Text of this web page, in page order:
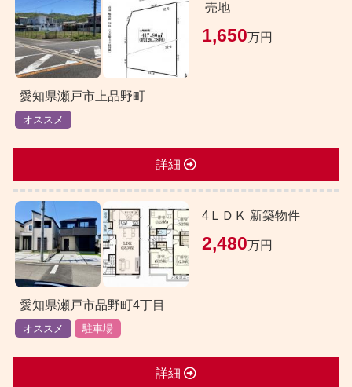
売地
1,650万円
愛知県瀬戸市上品野町
オススメ
詳細
4ＬＤＫ 新築物件
2,480万円
愛知県瀬戸市品野町4丁目
オススメ 駐車場
詳細